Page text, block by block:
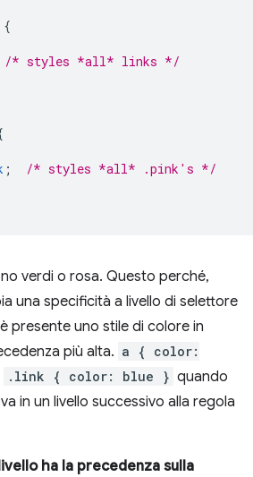
{
/* styles *all* links */
;
/* styles *all* .pink's */
verdi o rosa. Questo perché,
una specificità a livello di selettore
è presente uno stile di colore in
più alta. a { color:
.link { color: blue } quando
in un livello successivo alla regola
ha la precedenza sulla